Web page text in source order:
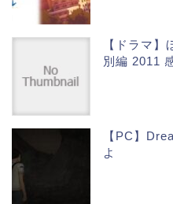
【ドラマ
別編 2011
【PC】
よ